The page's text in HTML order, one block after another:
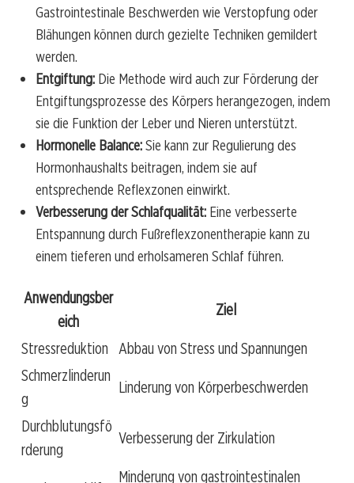
Gastrointestinale Beschwerden wie Verstopfung oder
Blähungen können durch gezielte Techniken gemildert
werden.
Entgiftung: Die Methode wird auch zur Förderung der
Entgiftungsprozesse des Körpers herangezogen, indem
sie die Funktion der Leber und Nieren unterstützt.
Hormonelle Balance:Sie kann zur Regulierung des
Hormonhaushalts beitragen, indem sie auf
entsprechende Reflexzonen einwirkt.
Verbesserung der Schlafqualität: Eine verbesserte
Entspannung durch Fußreflexzonentherapie kann zu
einem tieferen und erholsameren Schlaf führen.
Anwendungsber
eich
Ziel
Stressreduktion
Abbau von Stress und Spannungen
Schmerzlinderun
g
Linderung von Körperbeschwerden
Durchblutungsfö
rderung
Verbesserung der Zirkulation
Minderung von gastrointestinalen